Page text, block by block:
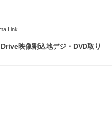
Link
映像割込地デジ・DVD取り